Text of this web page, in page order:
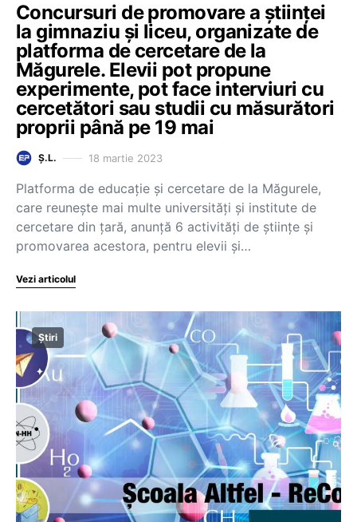
Concursuri de promovare a științei
la gimnaziu și liceu, organizate de
platforma de cercetare de la
Măgurele. Elevii pot propune
experimente, pot face interviuri cu
cercetători sau studii cu măsurători
proprii până pe 19 mai
Ș.L. 18 martie 2023
Platforma de educație și cercetare de la Măgurele,
care reunește mai multe universități și institute de
cercetare din țară, anunță 6 activități de științe și
promovarea acestora, pentru elevii și…
Vezi articolul
Știri